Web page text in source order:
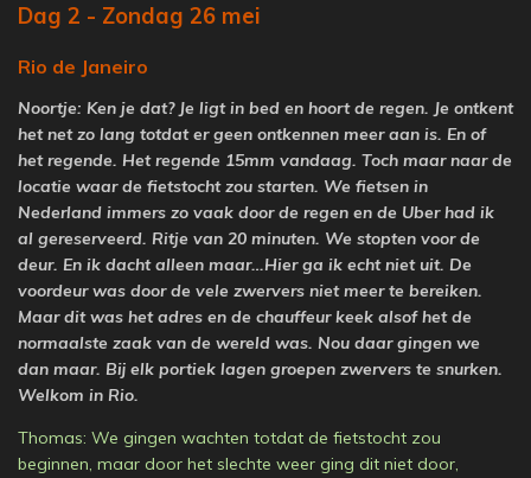
Dag 2 - Zondag 26 mei
Rio de Janeiro
Noortje: Ken je dat? Je ligt in bed en hoort de regen. Je ontkent
het net zo lang totdat er geen ontkennen meer aan is. En of
het regende. Het regende 15mm vandaag. Toch maar naar de
locatie waar de fietstocht zou starten. We fietsen in
Nederland immers zo vaak door de regen en de Uber had ik
al gereserveerd. Ritje van 20 minuten. We stopten voor de
deur. En ik dacht alleen maar…Hier ga ik echt niet uit. De
voordeur was door de vele zwervers niet meer te bereiken.
Maar dit was het adres en de chauffeur keek alsof het de
normaalste zaak van de wereld was. Nou daar gingen we
dan maar. Bij elk portiek lagen groepen zwervers te snurken.
Welkom in Rio.
Thomas: We gingen wachten totdat de fietstocht zou
beginnen, maar door het slechte weer ging dit niet door,